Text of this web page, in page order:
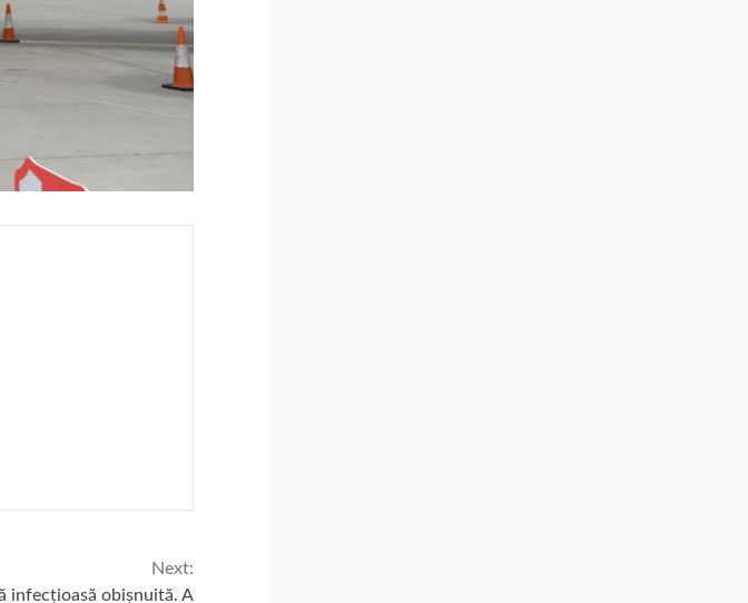
Next:
infecțioasă obișnuită. A